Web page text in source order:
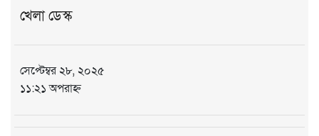
খেলা ডেস্ক
সেপ্টেম্বর ২৮, ২০২৫
১১:২১ অপরাহ্ন